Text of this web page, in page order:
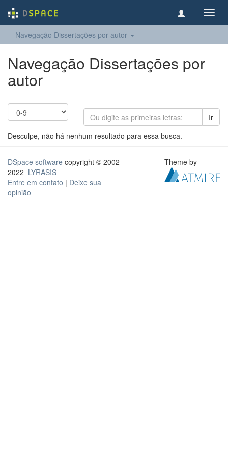
Navegação Dissertações por autor
Navegação Dissertações por
autor
Ir
Desculpe, não há nenhum resultado para essa busca.
DSpace software copyright © 2002-
2022 LYRASIS
Entre em contato | Deixe sua
opinião
Theme by